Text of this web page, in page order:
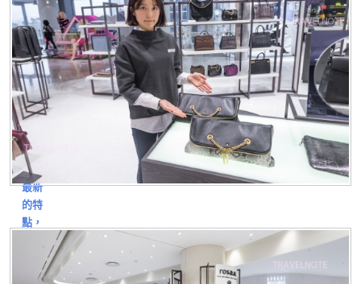
們非
常喜
愛的
風
格。
ROSA.K
的設
計 融
合了
時代
最新
的特
點，
性很